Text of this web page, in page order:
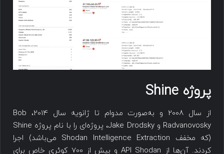
پروژه Shine
از سال 2008 و به‌صورت مدوام تا ژانویه سال 2014، Bob
Radvanovosky و Jake Drodsky، پروژه‌ای را با نام پروژه Shine
(که مخفف Shodan Intelligence Extraction می‌باشد) اجرا
کردند. آن‌ها از API Shodan و بیش از 700 کوئری خاص برای